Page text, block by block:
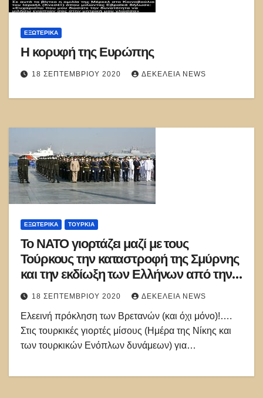
ΕΞΩΤΕΡΙΚΑ
Η κορυφή της Ευρώπης
18 ΣΕΠΤΕΜΒΡΊΟΥ 2020 ΔΕΚΈΛΕΙΑ NEWS
ΕΞΩΤΕΡΙΚΑ ΤΟΥΡΚΊΑ
Το ΝΑΤΟ γιορτάζει μαζί με τους
Τούρκους την καταστροφή της Σμύρνης
και την εκδίωξη των Ελλήνων από την
Ανατολία…
18 ΣΕΠΤΕΜΒΡΊΟΥ 2020 ΔΕΚΈΛΕΙΑ NEWS
Ελεεινή πρόκληση των Βρετανών (και όχι μόνο)!….
Στις τουρκικές γιορτές μίσους (Ημέρα της Νίκης και
των τουρκικών Ενόπλων δυνάμεων) για…